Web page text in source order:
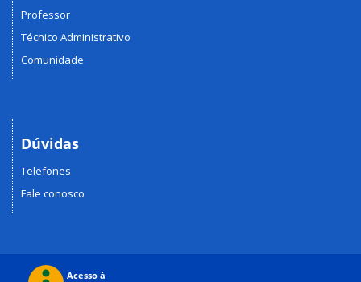
Professor
Técnico Administrativo
Comunidade
Dúvidas
Telefones
Fale conosco